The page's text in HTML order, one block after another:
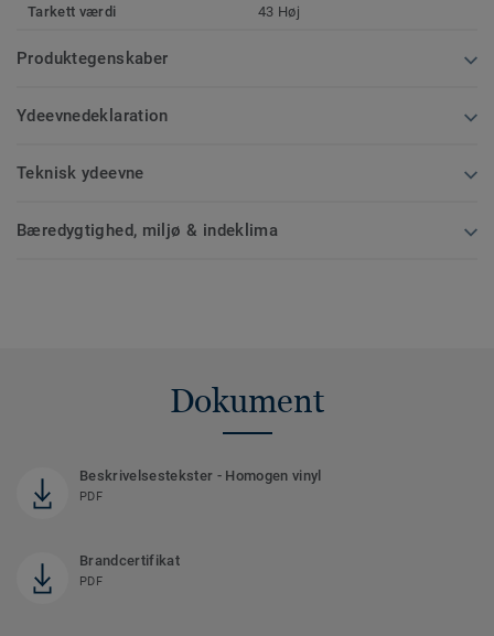
Tarkett værdi 43 Høj
Produktegenskaber
Ydeevnedeklaration
Teknisk ydeevne
Bæredygtighed, miljø & indeklima
Dokument
Beskrivelsestekster - Homogen vinyl
PDF
Brandcertifikat
PDF